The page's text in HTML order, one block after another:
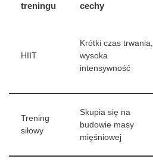
treningu
cechy
HIIT
Krótki czas trwania,
wysoka
intensywność
Trening
siłowy
Skupia się na
budowie masy
mięśniowej